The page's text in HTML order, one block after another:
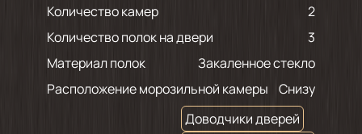
Количество камер
2
Количество полок на двери
3
Материал полок
Закаленное стекло
Расположение морозильной камеры
Снизу
Доводчики дверей